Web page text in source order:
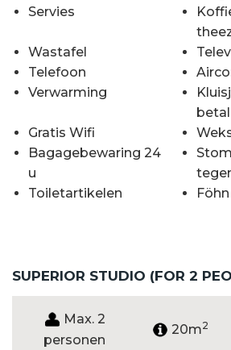
Servies
Wastafel
Telefoon
Verwarming
Gratis Wifi
Bagagebewaring 24
u
Toiletartikelen
Föhn
SUPERIOR STUDIO (FOR 2
Max. 2
personen
20m2